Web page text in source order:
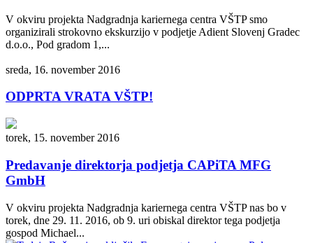
V okviru projekta Nadgradnja kariernega centra VŠTP smo
organizirali strokovno ekskurzijo v podjetje Adient Slovenj Gradec
d.o.o., Pod gradom 1,...
sreda, 16. november 2016
ODPRTA VRATA VŠTP!
torek, 15. november 2016
Predavanje direktorja podjetja CAPiTA MFG
GmbH
V okviru projekta Nadgradnja kariernega centra VŠTP nas bo v
torek, dne 29. 11. 2016, ob 9. uri obiskal direktor tega podjetja
gospod Michael...